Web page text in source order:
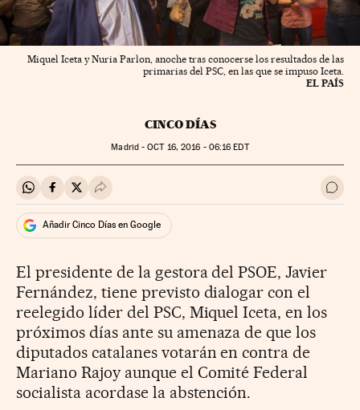
Miquel Iceta y Nuria Parlon, anoche tras conocerse los resultados de las
primarias del PSC, en las que se impuso Iceta.
EL PAÍS
CINCO DÍAS
Madrid -OCT16, 2016 - 06:16 EDT
Compartir en Whatsapp
Compartir en Facebook
Compartir en Twitter
Desplegar Redes Sociales Ir a
Añadir Cinco Días en Google
El presidente de la gestora del PSOE, Javier
Fernández, tiene previsto dialogar con el
reelegido líder del PSC, Miquel Iceta, en los
próximos días ante su amenaza de que los
diputados catalanes votarán en contra de
Mariano Rajoy aunque el Comité Federal
socialista acordase la abstención.